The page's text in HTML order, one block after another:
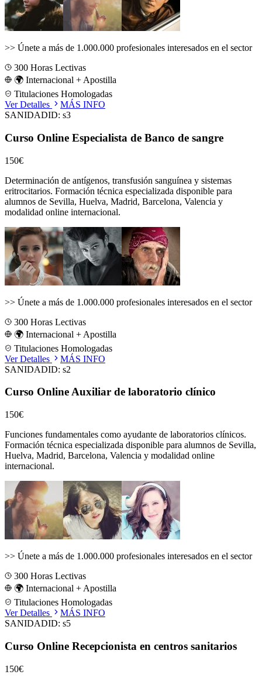
>> Únete a más de 1.000.000 profesionales interesados en el sector
300 Horas Lectivas
🌍 Internacional + Apostilla
Titulaciones Homologadas
Ver Detalles
MÁS INFO
SANIDADID: s3
Curso Online Especialista de Banco de sangre
150€
Determinación de antígenos, transfusión sanguínea y sistemas
eritrocitarios. Formación técnica especializada disponible para
alumnos de Sevilla, Huelva, Madrid, Barcelona, Valencia y
modalidad online internacional.
>> Únete a más de 1.000.000 profesionales interesados en el sector
300 Horas Lectivas
🌍 Internacional + Apostilla
Titulaciones Homologadas
Ver Detalles
MÁS INFO
SANIDADID: s2
Curso Online Auxiliar de laboratorio clínico
150€
Funciones fundamentales como ayudante de laboratorios clínicos.
Formación técnica especializada disponible para alumnos de Sevilla,
Huelva, Madrid, Barcelona, Valencia y modalidad online
internacional.
>> Únete a más de 1.000.000 profesionales interesados en el sector
300 Horas Lectivas
🌍 Internacional + Apostilla
Titulaciones Homologadas
Ver Detalles
MÁS INFO
SANIDADID: s5
Curso Online Recepcionista en centros sanitarios
150€